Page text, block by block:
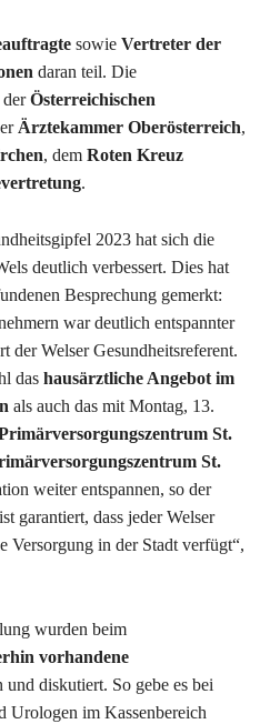
sowie Vertreter der
daran teil. Die
derÖsterreichischen
Ärztekammer Oberösterreich,
, dem Roten Kreuz
.
2023 hat sich die
deutlich verbessert. Dies hat
Besprechung gemerkt:
war deutlich entspannter
der Welser Gesundheitsreferent.
das hausärztliche Angebot im
als auch das mit Montag, 13.
St.
St.
weiter entspannen, so der
garantiert, dass jeder Welser
Versorgung in der Stadt verfügt“,
wurden beim
vorhandene
und diskutiert. So gebe es bei
Urologen im Kassenbereich